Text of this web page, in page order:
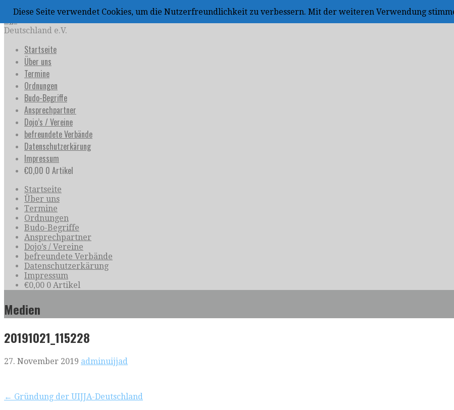
Zum
Inhalt
springen
Deutschland e.V.
Startseite
Über uns
Termine
Ordnungen
Budo-Begriffe
Ansprechpartner
Dojo’s / Vereine
befreundete Verbände
Datenschutzerkärung
Impressum
€0,00 0 Artikel
Startseite
Über uns
Termine
Ordnungen
Budo-Begriffe
Ansprechpartner
Dojo’s / Vereine
befreundete Verbände
Datenschutzerkärung
Impressum
€0,00 0 Artikel
Medien
20191021_115228
27. November 2019 adminuijjad
Beitragsnavigation
← Gründung der UIJJA-Deutschland
Diese Seite verwendet Cookies, um die Nutzerfreundlichkeit zu verbessern. Mit der weiteren Verwendung